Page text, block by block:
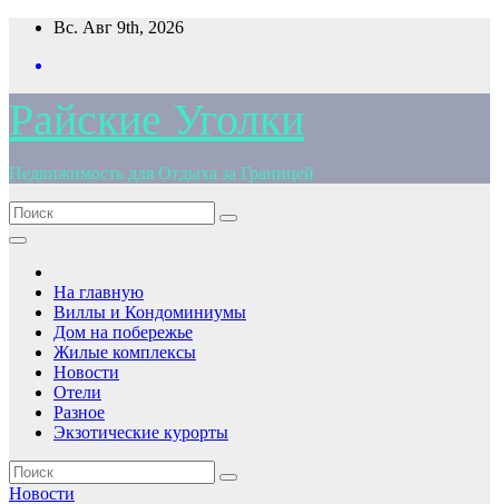
Перейти
содержимому
Вс. Авг 9th, 2026
Райские Уголки
Недвижимость для Отдыха за Границей
На главную
Виллы и Кондоминиумы
Дом на побережье
Жилые комплексы
Новости
Отели
Разное
Экзотические курорты
Новости